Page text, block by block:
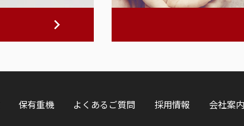
保有重機 よくあるご質問 採用情報 会社案内